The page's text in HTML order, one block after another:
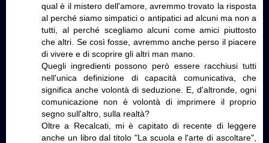
qual è il mistero dell'amore, avremmo trovato la risposta
al perché siamo simpatici o antipatici ad alcuni ma non a
tutti, al perché scegliamo alcuni come amici piuttosto
che altri. Se così fosse, avremmo anche perso il piacere
di vivere e di scoprire gli altri man mano.
Quegli ingredienti possono però essere racchiusi tutti
nell'unica definizione di capacità comunicativa, che
significa anche volontà di seduzione. E, d'altronde, ogni
comunicazione non è volontà di imprimere il proprio
segno sull'altro, sulla realtà?
Oltre a Recalcati, mi è capitato di recente di leggere
anche un libro dal titolo "La scuola e l'arte di ascoltare",